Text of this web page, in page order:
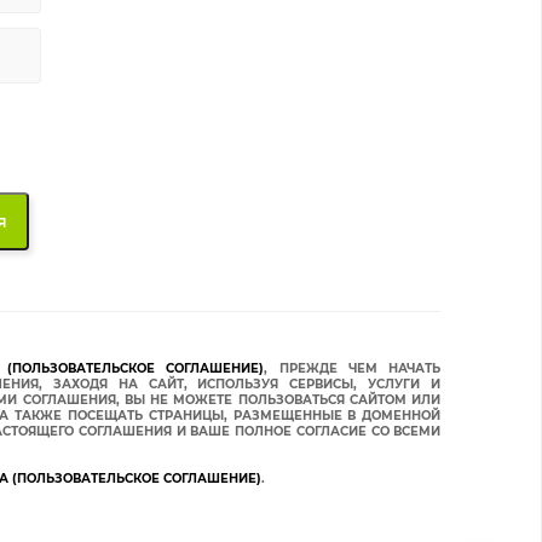
СОГЛАШЕНИЕ), ПРЕЖДЕ ЧЕМ НАЧАТЬ
ЗАХОДЯ НА САЙТ, ИСПОЛЬЗУЯ СЕРВИСЫ, УСЛУГИ И
СОГЛАШЕНИЯ, ВЫ НЕ МОЖЕТЕ ПОЛЬЗОВАТЬСЯ САЙТОМ ИЛИ
ТАКЖЕ ПОСЕЩАТЬ СТРАНИЦЫ, РАЗМЕЩЕННЫЕ В ДОМЕННОЙ
СОГЛАШЕНИЯ И ВАШЕ ПОЛНОЕ СОГЛАСИЕ СО ВСЕМИ
(ПОЛЬЗОВАТЕЛЬСКОЕ СОГЛАШЕНИЕ).